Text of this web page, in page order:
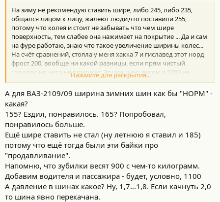
и
:
На зиму не рекомендую ставить шире, либо 245, либо 235,
общался лицом к лицу, жалеют люди,что поставили 255,
потому что колея и стоит не забывать что чем шире
поверхность, тем слабее она нажимает на покрытие ... Да и сам
на фуре работаю, знаю что такое увеличение ширины колес...
На счёт сравнений, стояла у меня хакка 7 и гиславед этот норд
фрост 200, вообще ни какой разницы, если прям чистый
гололед ни чего не поможет. Эту машину весом в 2200 не
остановить. И кстати, все всегда рекомендовали покупать
шипы, если ездить меж город, если ездить просто по Москве,
липучка в бой. Кстати сам каждый месяц ездил Димитровград -
Москва ... Только по этому брал шипы
На счет нокиан новых. В группе человек эту резину описал как
"говно". Вообще не держит, стоит только космос.
Нажмите для раскрытия...
А для ВАЗ-2109/09 ширина зимних шин как бы "НОРМ" -
какая?
155? Ездил, понравилось. 165? Попробовал,
понравилось больше.
Ещё шире ставить не стал (ну летнюю я ставил и 185)
потому что ещё тогда были эти байки про
"продавливание".
Напомню, что зубилки весят 900 с чем-то килограмм.
Добавим водителя и пассажира - будет, условно, 1100
А давление в шинах какое? Ну, 1,7...1,8. Если качнуть 2,0
то шина явно перекачана.